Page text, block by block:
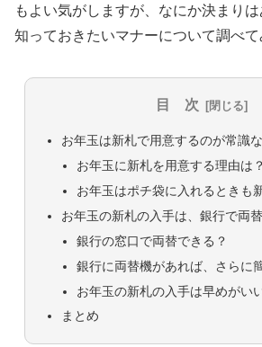
もよい気がしますが、なにか決まりは
知っておきたいマナーについて調べて
目 次
お年玉は新札で用意するのが常識
お年玉に新札を用意する理由は？
お年玉はポチ袋に入れるときも
お年玉の新札の入手は、銀行で両
銀行の窓口で両替できる？
銀行に両替機があれば、さらに
お年玉の新札の入手は早めがい
まとめ